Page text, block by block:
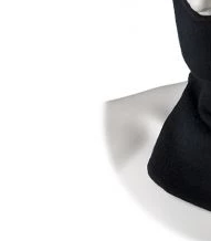
Se alla